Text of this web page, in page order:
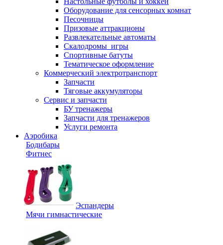
Оборудование для сенсорных комнат
Песочницы
Призовые аттракционы
Развлекательные автоматы
Скалодромы_игры
Спортивные батуты
Тематическое оформление
Коммерческий электротранспорт
Запчасти
Тяговые аккумуляторы
Сервис и запчасти
БУ тренажеры
Запчасти для тренажеров
Услуги ремонта
Аэробика
Бодибары
Фитнес
Эспандеры
Мячи гимнастические